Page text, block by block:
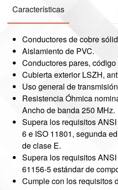
Características
Conductores de cobre
Aislamiento de PVC.
Conductores pares,
Cubierta exterior LSZH,
Uso general de
Resistencia Óhmica
Ancho de banda 250 MHz.
Supera los requisitos
6 e ISO 11801, segunda
de clase E.
Supera los requisitos
61156-5 estándar de
Cumple con los requisitos